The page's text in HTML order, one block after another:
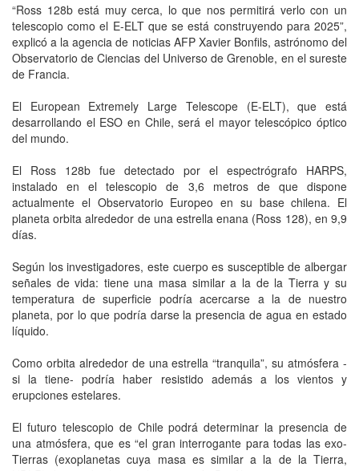
“Ross 128b está muy cerca, lo que nos permitirá verlo con un
telescopio como el E-ELT que se está construyendo para 2025”,
explicó a la agencia de noticias AFP Xavier Bonfils, astrónomo del
Observatorio de Ciencias del Universo de Grenoble, en el sureste
de Francia.
El European Extremely Large Telescope (E-ELT), que está
desarrollando el ESO en Chile, será el mayor telescópico óptico
del mundo.
El Ross 128b fue detectado por el espectrógrafo HARPS,
instalado en el telescopio de 3,6 metros de que dispone
actualmente el Observatorio Europeo en su base chilena. El
planeta orbita alrededor de una estrella enana (Ross 128), en 9,9
días.
Según los investigadores, este cuerpo es susceptible de albergar
señales de vida: tiene una masa similar a la de la Tierra y su
temperatura de superficie podría acercarse a la de nuestro
planeta, por lo que podría darse la presencia de agua en estado
líquido.
Como orbita alrededor de una estrella “tranquila”, su atmósfera -
si la tiene- podría haber resistido además a los vientos y
erupciones estelares.
El futuro telescopio de Chile podrá determinar la presencia de
una atmósfera, que es “el gran interrogante para todas las exo-
Tierras (exoplanetas cuya masa es similar a la de la Tierra,